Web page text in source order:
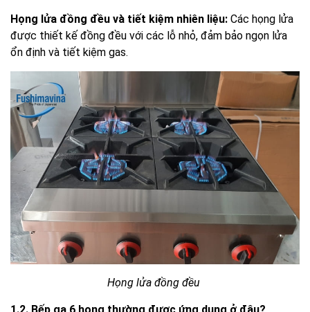
Họng lửa đồng đều và tiết kiệm nhiên liệu: Các họng lửa
được thiết kế đồng đều với các lỗ nhỏ, đảm bảo ngọn lửa
ổn định và tiết kiệm gas.
Họng lửa đồng đều